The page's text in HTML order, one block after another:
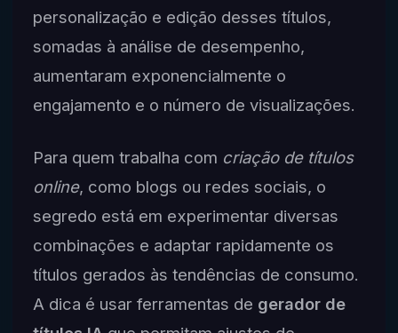
personalização e edição desses títulos,
somadas à análise de desempenho,
aumentaram exponencialmente o
engajamento e o número de visualizações.
Para quem trabalha com criação de títulos
online, como blogs ou redes sociais, o
segredo está em experimentar diversas
combinações e adaptar rapidamente os
títulos gerados às tendências de consumo.
A dica é usar ferramentas de gerador de